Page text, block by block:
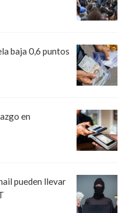
baja 0,6 puntos
en
pueden llevar